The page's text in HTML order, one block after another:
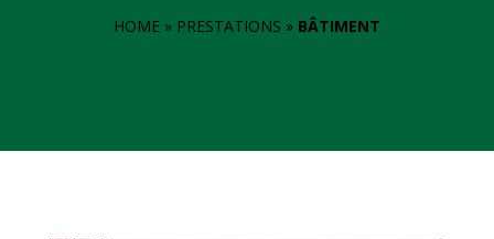
HOME » PRESTATIONS » BÂTIMENT